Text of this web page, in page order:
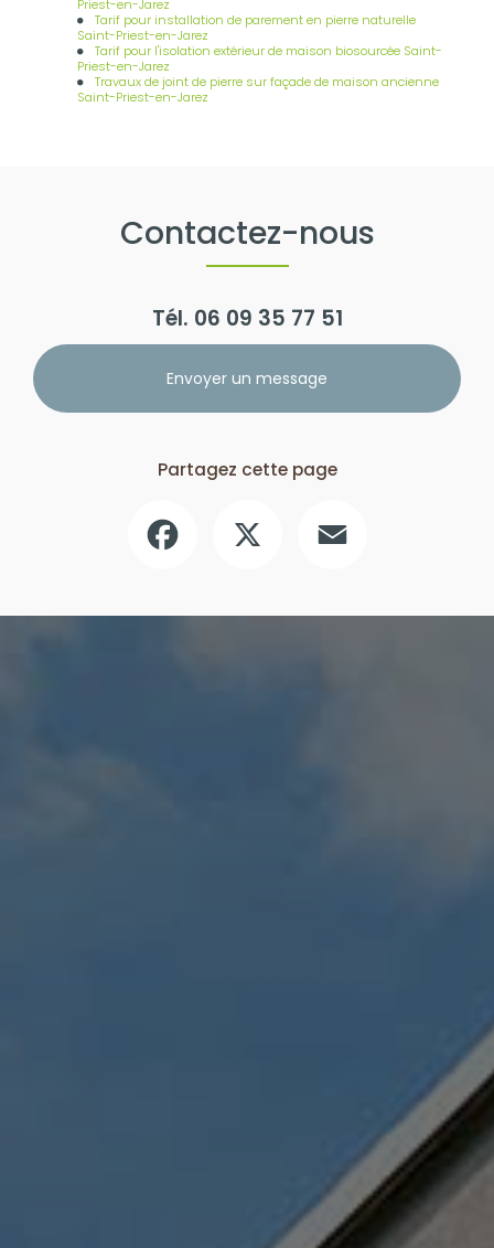
Priest-en-Jarez
Tarif pour installation de parement en pierre naturelle
Saint-Priest-en-Jarez
Tarif pour l'isolation extérieur de maison biosourcée Saint-
Priest-en-Jarez
Travaux de joint de pierre sur façade de maison ancienne
Saint-Priest-en-Jarez
Contactez-nous
Tél. 06 09 35 77 51
Envoyer un message
Partagez cette page